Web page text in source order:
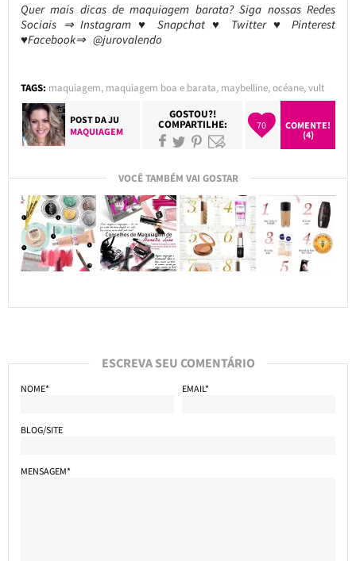
Quer mais dicas de maquiagem barata? Siga nossas Redes
Sociais ⇒ Instagram ♥ Snapchat ♥ Twitter ♥ Pinterest
♥Facebook⇒ @jurovalendo
TAGS: maquiagem, maquiagem boa e barata, maybelline,océane,vult
POST DAJU
MAQUIAGEM
GOSTOU?!
COMPARTILHE: 70
COMENTE!
(4)
VOCÊ TAMBÉM VAI GOSTAR
ESCREVA SEU COMENTÁRIO
NOME* EMAIL*
BLOG/SITE
MENSAGEM*